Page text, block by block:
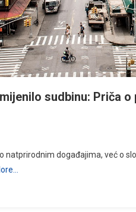
sudbinu: Priča
natprirodnim događajima, već o